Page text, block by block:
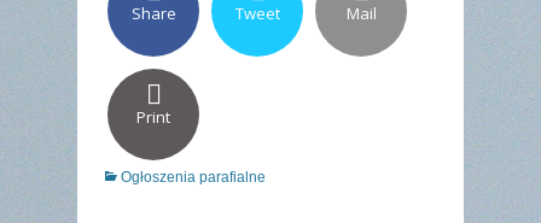
Share Tweet Mail
Print
Categories
Ogłoszenia parafialne